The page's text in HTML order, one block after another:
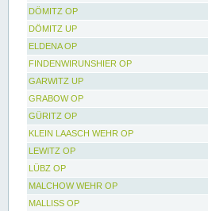
DÖMITZ OP
DÖMITZ UP
ELDENA OP
FINDENWIRUNSHIER OP
GARWITZ UP
GRABOW OP
GÜRITZ OP
KLEIN LAASCH WEHR OP
LEWITZ OP
LÜBZ OP
MALCHOW WEHR OP
MALLISS OP